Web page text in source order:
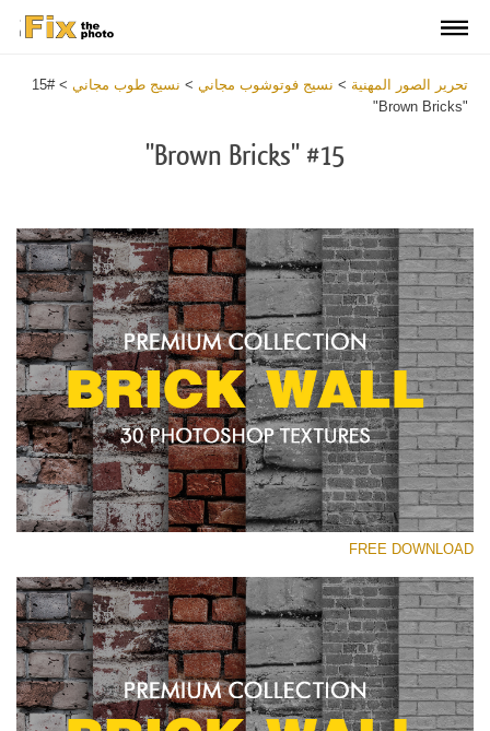
تحرير الصور المهنية > نسيج فوتوشوب مجاني > نسيج طوب مجاني >
#15
"Brown Bricks"
#15 "Brown Bricks"
رجاء اختر
Brick Wall
(30 Textures)
Large 6000*4000px
Entire Collection
Download
Free
Texture
FREE DOWNLOAD